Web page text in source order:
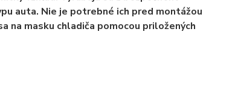
auta. Nie je potrebné ich pred montážou
na masku chladiča pomocou priložených